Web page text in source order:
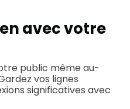
avec votre
public même au-
vos lignes
significatives avec